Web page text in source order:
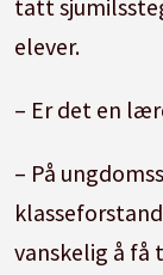
tatt
elever.
– Er det en
– På
vanskelig å få